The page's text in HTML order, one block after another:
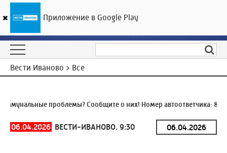
ГТРК «Ивтелерадио»
Вести Иваново > Все
проблемы? Сообщите о них! Номер автоответчика:8
06.04.2026 ВЕСТИ-ИВАНОВО. 9:30
Приложение в Google Play